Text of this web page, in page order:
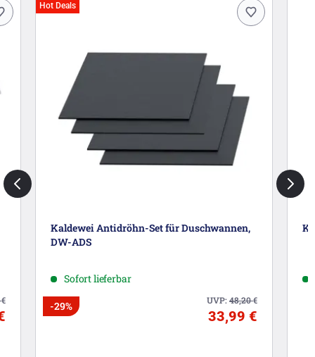
€
Hot Deals
Kaldewei Antidröhn-Set für Duschwannen,
DW-ADS
Sofort lieferbar
UVP:48,20€
-29%
33,99 €